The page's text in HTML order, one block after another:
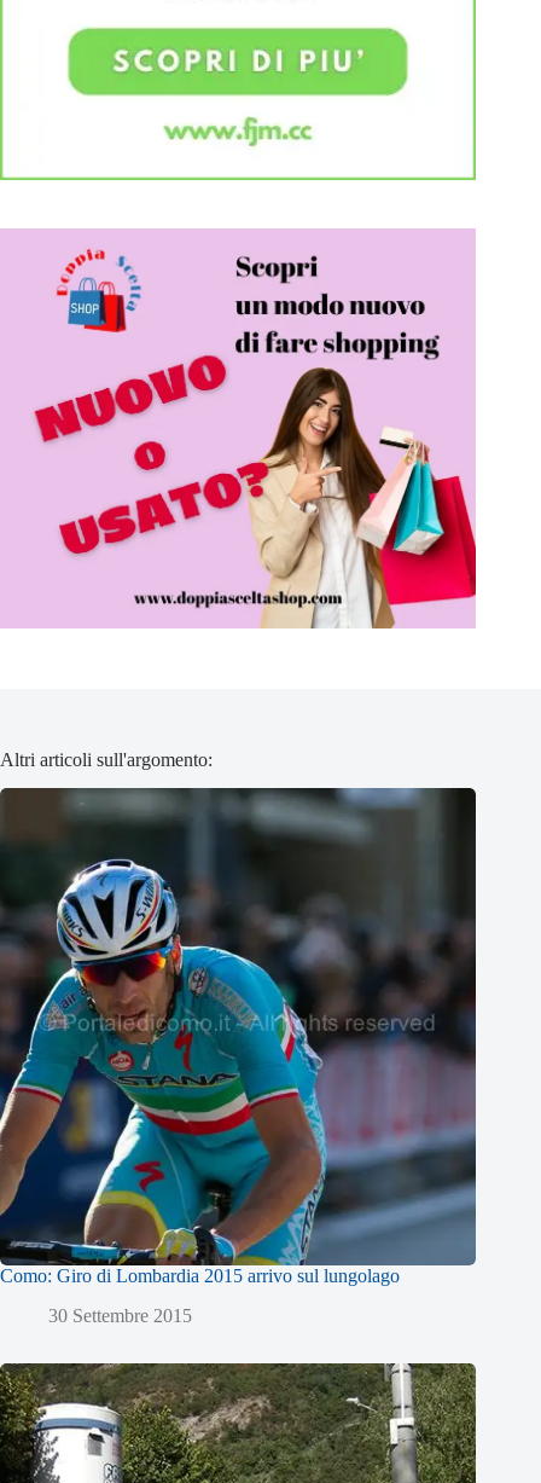
Altri articoli sull'argomento:
Como: Giro di Lombardia 2015 arrivo sul lungolago
30 Settembre 2015